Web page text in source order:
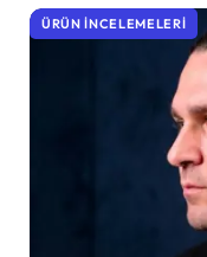
ÜRÜN İNCELEMELERI